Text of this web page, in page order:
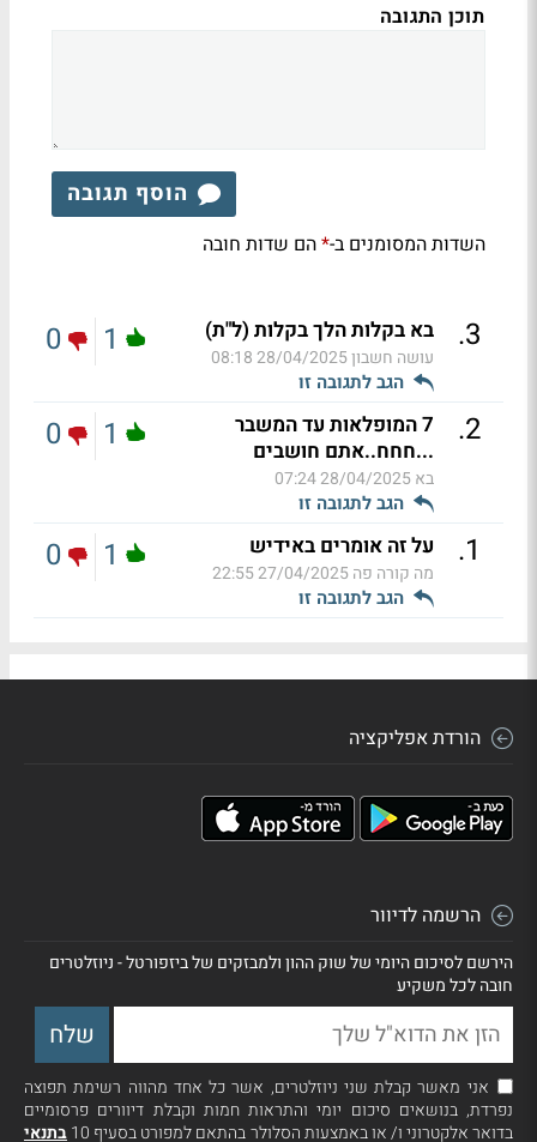
תוכן התגובה
הוסף תגובה
השדות המסומנים ב-*הם שדות חובה
3
. בא בקלות הלך בקלות (ל"ת)
עושה חשבון28/04/2025 08:18
הגב לתגובה זו
1
0
2
.
7 המופלאות עד המשבר
...חחח..אתם חושבים
בא28/04/2025 07:24
הגב לתגובה זו
1
0
1
. על זה אומרים באידיש
מה קורה פה27/04/2025 22:55
הגב לתגובה זו
1
0
הורדת אפליקציה
הרשמה לדיוור
הירשם לסיכום היומי של שוק ההון ולמבזקים של ביזפורטל - ניוזלטרים
חובה לכל משקיע
אני מאשר קבלת שני ניוזלטרים, אשר כל אחד מהווה רשימת תפוצה
נפרדת, בנושאים סיכום יומי והתראות חמות וקבלת דיוורים פרסומיים
בדואר אלקטרוני ו/ או באמצעות הסלולר בהתאם למפורט בסעיף 10
בתנאי